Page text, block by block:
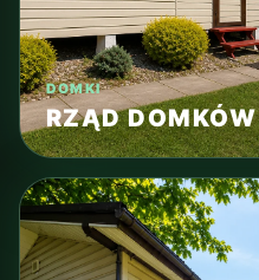
DOMKI
RZĄD DOMKÓW